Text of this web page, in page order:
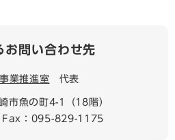
お問い合わせ先
業推進室 代表
市魚の町4-1（18階）
Fax：095-829-1175